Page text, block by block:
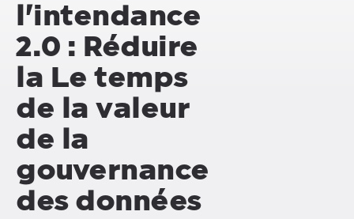
l'intendance
2.0 : Réduire
la Le temps
de la valeur
de la
gouvernance
des données